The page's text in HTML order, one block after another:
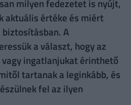
milyen fedezetet is nyújt,
aktuális értéke és miért
A
a választ, hogy az
ingatlanjukat érinthető
tartanak a leginkább, és
fel az ilyen